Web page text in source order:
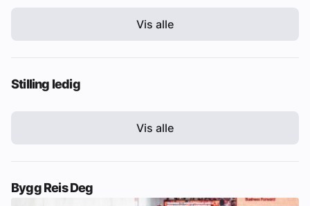
Vis alle
Stilling ledig
Vis alle
Bygg Reis Deg